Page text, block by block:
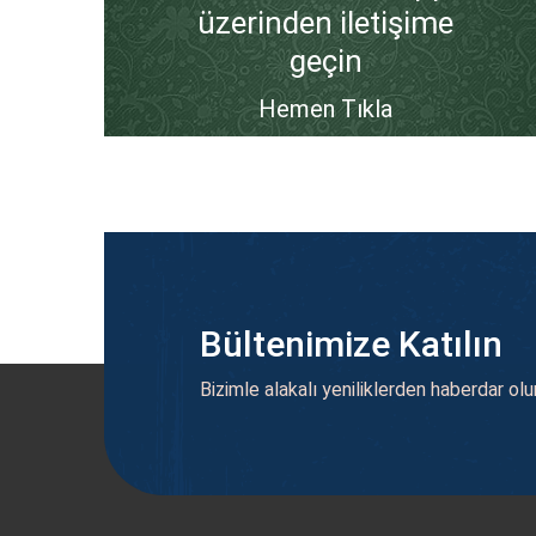
üzerinden iletişime
geçin
Hemen Tıkla
Bültenimize Katılın
Bizimle alakalı yeniliklerden haberdar